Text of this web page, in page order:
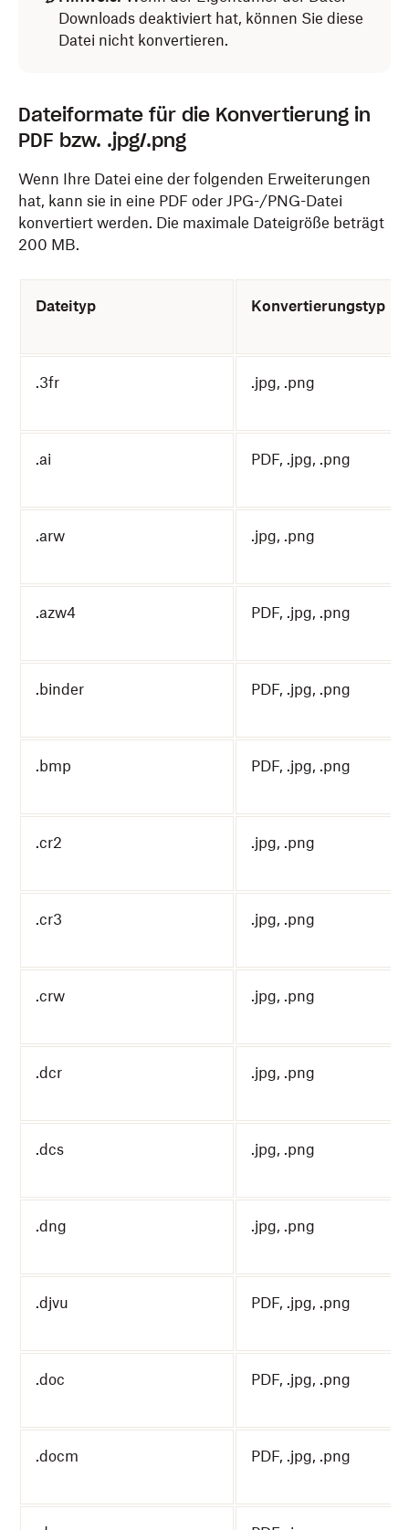
Downloads deaktiviert hat, können Sie diese
Datei nicht konvertieren.
Dateiformate für die Konvertierung in
PDF bzw. .jpg/.png
Wenn Ihre Datei eine der folgenden Erweiterungen
hat, kann sie in eine PDF oder JPG-/PNG-Datei
konvertiert werden. Die maximale Dateigröße beträgt
200 MB.
Dateityp Konvertierungstyp
.3fr .jpg, .png
.ai PDF, .jpg, .png
.arw .jpg, .png
.azw4 PDF, .jpg, .png
.binder PDF, .jpg, .png
.bmp PDF, .jpg, .png
.cr2 .jpg, .png
.cr3 .jpg, .png
.crw .jpg, .png
.dcr .jpg, .png
.dcs .jpg, .png
.dng .jpg, .png
.djvu PDF, .jpg, .png
.doc PDF, .jpg, .png
.docm PDF, .jpg, .png